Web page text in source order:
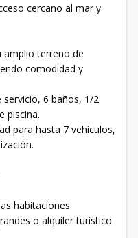
cercano al mar y
amplio terreno de
comodidad y
servicio, 6 baños, 1/2
piscina.
para hasta 7 vehículos,
habitaciones
o alquiler turístico